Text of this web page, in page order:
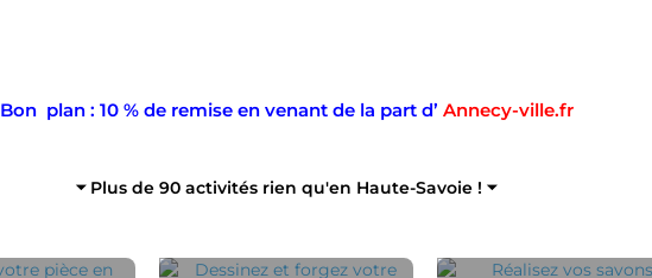
Bon plan : 10 % de remise en venant de la part d’ Annecy-ville.fr
⏷ Plus de 90 activités rien qu'en Haute-Savoie ! ⏷